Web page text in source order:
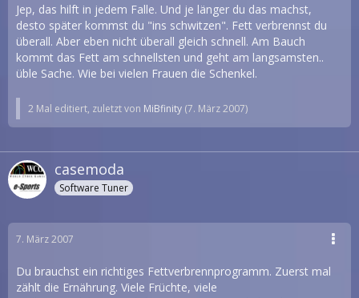
Jep, das hilft in jedem Falle. Und je länger du das machst,
desto später kommst du "ins schwitzen". Fett verbrennst du
überall. Aber eben nicht überall gleich schnell. Am Bauch
kommt das Fett am schnellsten und geht am langsamsten..
üble Sache. Wie bei vielen Frauen die Schenkel.
2 Mal editiert, zuletzt von MiBfinity (7. März 2007)
casemoda
Software Tuner
7. März 2007
Du brauchst ein richtiges Fettverbrennprogramm. Zuerst mal
zählt die Ernährung. Viele Früchte, viele